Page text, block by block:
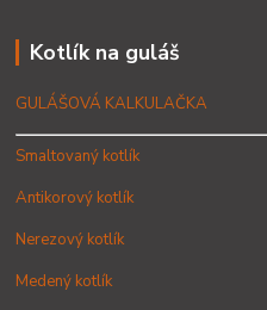
Kotlík na guláš
GULÁŠOVÁ KALKULAČKA
Smaltovaný kotlík
Antikorový kotlík
Nerezový kotlík
Medený kotlík